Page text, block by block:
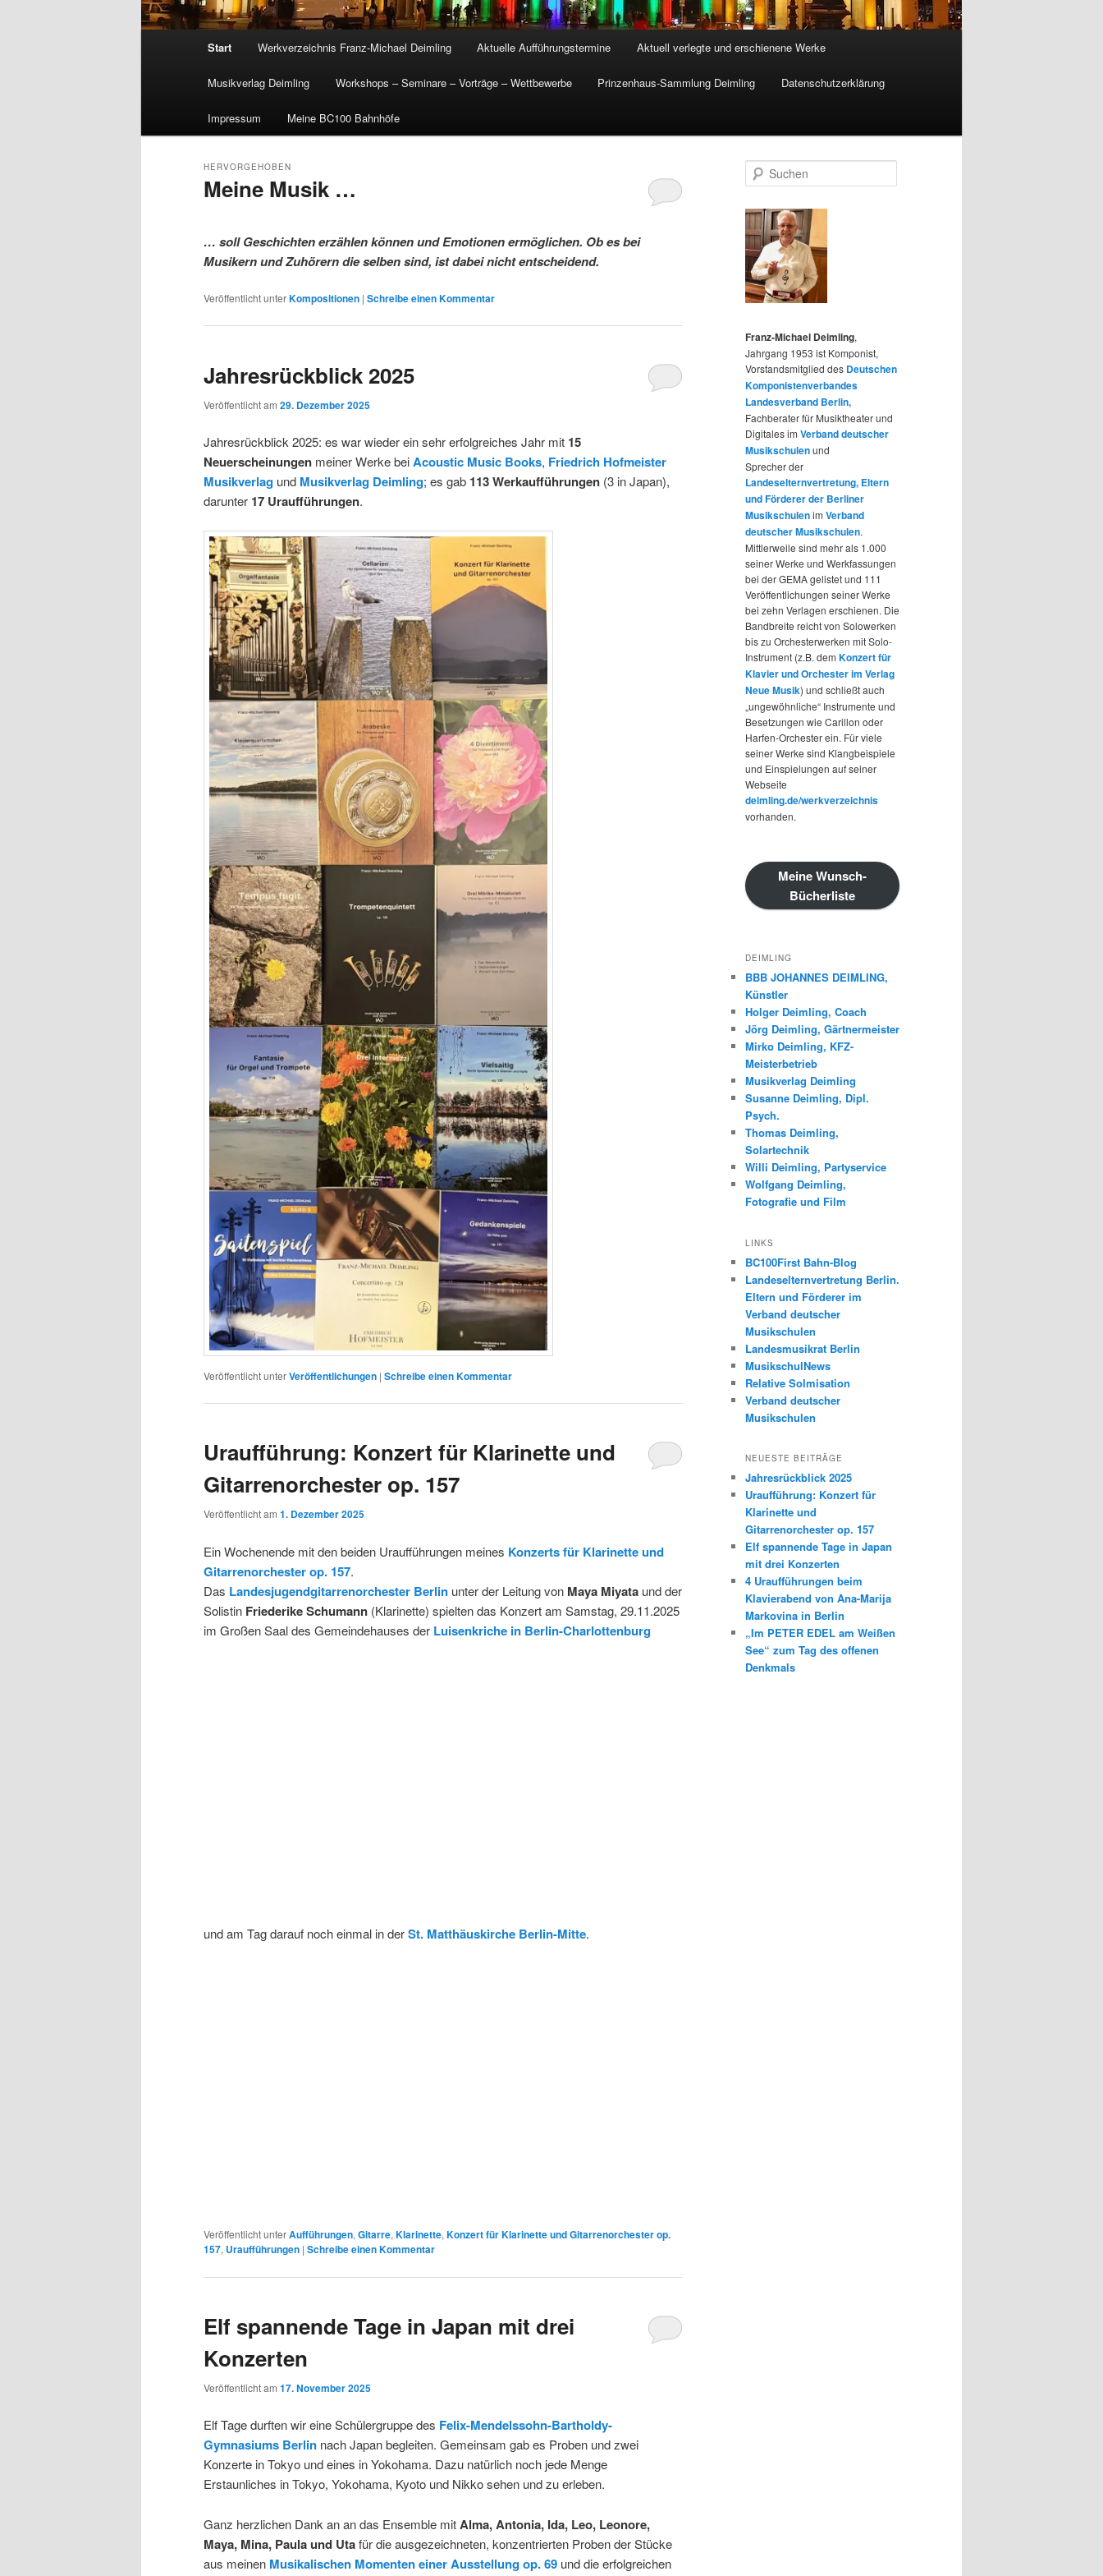
Start Werkverzeichnis Franz-Michael Deimling Aktuelle Aufführungstermine Aktuell verlegte und erschienene Werke
Musikverlag Deimling Workshops – Seminare – Vorträge – Wettbewerbe Prinzenhaus-Sammlung Deimling Datenschutzerklärung
Impressum Meine BC100 Bahnhöfe
Meine Musik …
HERVORGEHOBEN
… soll Geschichten erzählen können und Emotionen ermöglichen. Ob es bei
Musikern und Zuhörern die selben sind, ist dabei nicht entscheidend.
Veröffentlicht unterKompositionen | Schreibe einen Kommentar
Jahresrückblick 2025
Veröffentlicht am 29. Dezember 2025
Jahresrückblick 2025: es war wieder ein sehr erfolgreiches Jahr mit 15
Neuerscheinungen meiner Werke beiAcoustic Music Books, Friedrich Hofmeister
Musikverlag und Musikverlag Deimling; es gab 113 Werkaufführungen (3 in Japan),
darunter 17 Uraufführungen.
Veröffentlicht unterVeröffentlichungen | Schreibe einen Kommentar
Uraufführung: Konzert für Klarinette und
Gitarrenorchester op. 157
Veröffentlicht am 1. Dezember 2025
Ein Wochenende mit den beiden Uraufführungen meines Konzerts für Klarinette und
Gitarrenorchester op. 157.
Das Landesjugendgitarrenorchester Berlin unter der Leitung von Maya Miyata und der
Solistin Friederike Schumann (Klarinette) spielten das Konzert am Samstag, 29.11.2025
im Großen Saal des Gemeindehauses der Luisenkriche in Berlin-Charlottenburg
und am Tag darauf noch einmal in derSt. Matthäuskirche Berlin-Mitte.
Veröffentlicht unterAufführungen, Gitarre, Klarinette, Konzert für Klarinette und Gitarrenorchester op.
157, Uraufführungen | Schreibe einen Kommentar
Elf spannende Tage in Japan mit drei
Konzerten
Veröffentlicht am 17. November 2025
Elf Tage durften wir eine Schülergruppe des Felix-Mendelssohn-Bartholdy-
Gymnasiums Berlin nach Japan begleiten. Gemeinsam gab es Proben und zwei
Konzerte in Tokyo und eines in Yokohama. Dazu natürlich noch jede Menge
Erstaunliches in Tokyo, Yokohama, Kyoto und Nikko sehen und zu erleben.
Ganz herzlichen Dank an an das Ensemble mitAlma, Antonia, Ida, Leo, Leonore,
Maya, Mina, Paula und Utafür die ausgezeichneten, konzentrierten Proben der Stücke
aus meinen Musikalischen Momenten einer Ausstellung op. 69 und die erfolgreichen
u
h
e
n
Franz-Michael Deimling,
Jahrgang 1953 ist Komponist,
Vorstandsmitglied des Deutschen
Komponistenverbandes
Landesverband Berlin,
Fachberater für Musiktheater und
Digitales im Verband deutscher
Musikschulenund
Sprecher der
Landeselternvertretung, Eltern
und Förderer der Berliner
Musikschulenim Verband
deutscher Musikschulen.
Mittlerweile sind mehr als 1.000
seiner Werke und Werkfassungen
bei der GEMA gelistet und 111
Veröffentlichungen seiner Werke
bei zehn Verlagen erschienen. Die
Bandbreite reicht von Solowerken
bis zu Orchesterwerken mit Solo-
Instrument (z.B. dem Konzert für
Klavier und Orchester im Verlag
Neue Musik) und schließt auch
„ungewöhnliche“ Instrumente und
Besetzungen wie Carillon oder
Harfen-Orchester ein. Für viele
seiner Werke sind Klangbeispiele
und Einspielungen auf seiner
Webseite
deimling.de/werkverzeichnis
vorhanden.
Meine Wunsch-
Bücherliste
DEIMLING
BBB JOHANNES DEIMLING,
Künstler
Holger Deimling, Coach
Jörg Deimling, Gärtnermeister
Mirko Deimling, KFZ-
Meisterbetrieb
Musikverlag Deimling
Susanne Deimling, Dipl.
Psych.
Thomas Deimling,
Solartechnik
Willi Deimling, Partyservice
Wolfgang Deimling,
Fotografie und Film
LINKS
BC100First Bahn-Blog
Landeselternvertretung Berlin.
Eltern und Förderer im
Verband deutscher
Musikschulen
Landesmusikrat Berlin
MusikschulNews
Relative Solmisation
Verband deutscher
Musikschulen
NEUESTE BEITRÄGE
Jahresrückblick 2025
Uraufführung: Konzert für
Klarinette und
Gitarrenorchester op. 157
Elf spannende Tage in Japan
mit drei Konzerten
4 Uraufführungen beim
Klavierabend von Ana-Marija
Markovina in Berlin
„Im PETER EDEL am Weißen
See“ zum Tag des offenen
Denkmals